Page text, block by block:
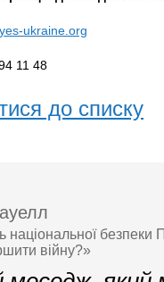
ukraine.org
11 48
до списку
національної безпеки
війну?»